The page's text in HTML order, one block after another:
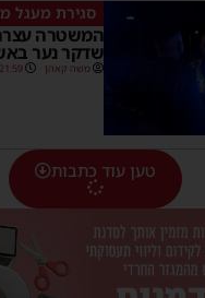
סגירת מעגל
המשטרה
שדקר נער
משה קאהן 21:59
טען עוד כתבות